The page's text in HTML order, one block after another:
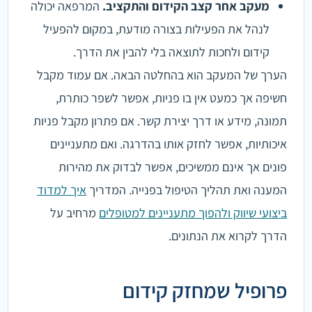
מעקב אחר קצב הקידום והתקציב. המרפאה יכולה
לנהל את הפעילות בצורה מודעת, במקום להפעיל
קידום ולחכות לתוצאה בלי להבין את הדרך.
הערך של המעקב הוא בהחלטה הבאה. אם עמוד מקבל
חשיפה אך כמעט אין בו פניות, אפשר לשפר כותרת,
תמונה, מידע או דרך יצירת קשר. אם פתרון מקבל פניות
איכותיות, אפשר לחזק אותו בהדרגה. ואם מתעניינים
פונים אך אינם ממשיכים, אפשר לבדוק את מהירות
המענה ואת תהליך הטיפול בפנייה. המדריך איך למדוד
ביצועי שיווק ולהפוך מתעניינים למטופלים מרחיב על
הדרך לקרוא את הנתונים.
פרופיל שמחזק קידום